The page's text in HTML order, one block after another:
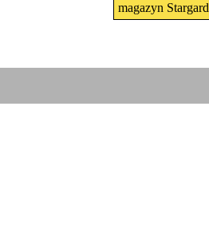
magazyn Stargard